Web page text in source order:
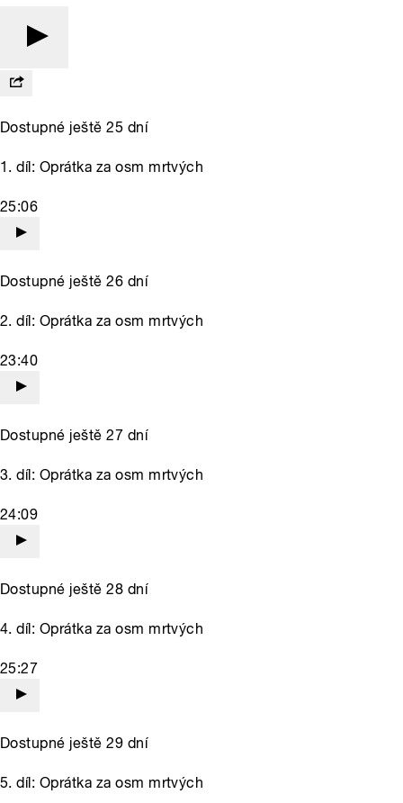
Dostupné ještě 25 dní
1. díl: Oprátka za osm mrtvých
25:06
Dostupné ještě 26 dní
2. díl: Oprátka za osm mrtvých
23:40
Dostupné ještě 27 dní
3. díl: Oprátka za osm mrtvých
24:09
Dostupné ještě 28 dní
4. díl: Oprátka za osm mrtvých
25:27
Dostupné ještě 29 dní
5. díl: Oprátka za osm mrtvých